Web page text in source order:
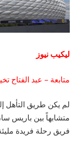
ليكيب نيوز
متابعة – عبد الفتاح
متشابهاً بين باريس
فريق رحلة فريدة